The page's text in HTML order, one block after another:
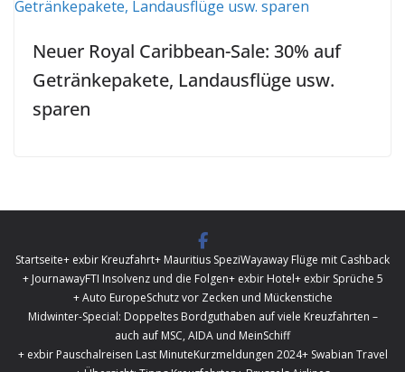
Neuer Royal Caribbean-Sale: 30% auf
Getränkepakete, Landausflüge usw.
sparen
Startseite+ exbir Kreuzfahrt+ Mauritius SpeziWayaway Flüge mit Cashback
+ JournawayFTI Insolvenz und die Folgen+ exbir Hotel+ exbir Sprüche 5
+ Auto EuropeSchutz vor Zecken und Mückenstiche
Midwinter-Special: Doppeltes Bordguthaben auf viele Kreuzfahrten –
auch auf MSC, AIDA und MeinSchiff
+ exbir Pauschalreisen Last MinuteKurzmeldungen 2024+ Swabian Travel